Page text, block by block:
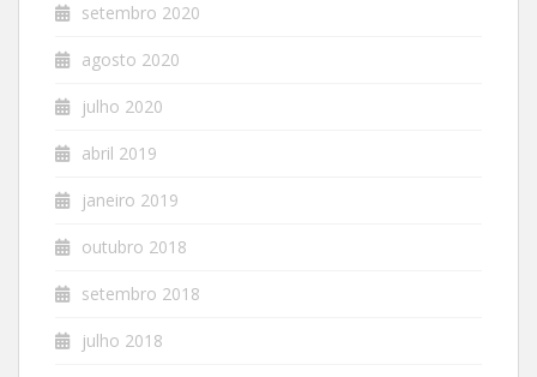
setembro 2020
agosto 2020
julho 2020
abril 2019
janeiro 2019
outubro 2018
setembro 2018
julho 2018